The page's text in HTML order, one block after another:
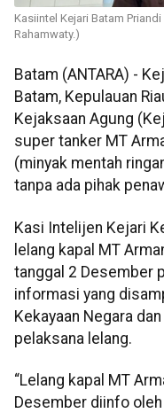
Kasiintel Kejari Batam
Rahamwaty.)
Batam (ANTARA) -
Batam, Kepulauan
Kejaksaan Agung
super tanker MT
(minyak mentah
tanpa ada pihak
Kasi Intelijen Kejari
lelang kapal MT
tanggal 2 Desember
informasi yang
Kekayaan Negara
pelaksana lelang.
“Lelang kapal MT
Desember diinfo